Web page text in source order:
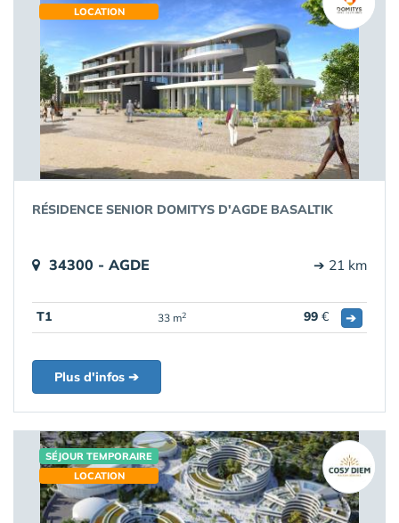
LOCATION
RÉSIDENCE SENIOR DOMITYS D'AGDE BASALTIK
34300 - AGDE ➔ 21 km
T1 33 m2 99 € ➔
Plus d'infos ➔
SÉJOUR TEMPORAIRE
LOCATION